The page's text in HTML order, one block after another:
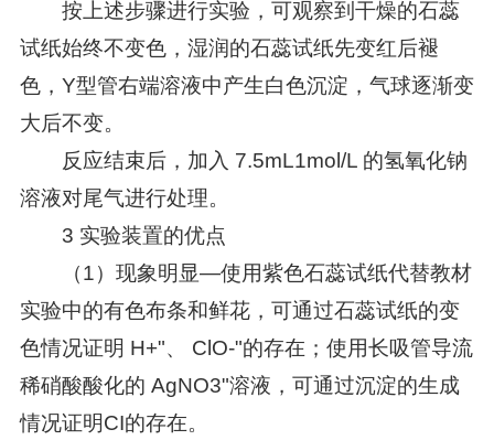
按上述步骤进行实验，可观察到干燥的石蕊
试纸始终不变色，湿润的石蕊试纸先变红后褪
色，Y型管右端溶液中产生白色沉淀，气球逐渐变
大后不变。
反应结束后，加入 7.5mL1mol/L 的氢氧化钠
溶液对尾气进行处理。
3 实验装置的优点
（1）现象明显—使用紫色石蕊试纸代替教材
实验中的有色布条和鲜花，可通过石蕊试纸的变
色情况证明 H+"、 ClO-"的存在；使用长吸管导流
稀硝酸酸化的 AgNO3"溶液，可通过沉淀的生成
情况证明CI的存在。